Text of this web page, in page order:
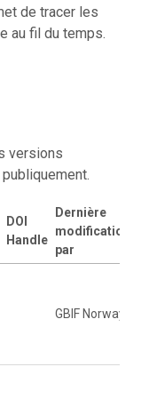
de tracer les
au fil du temps.
versions
DOI
Handle
Dernière
modification
par
GBIF Norway